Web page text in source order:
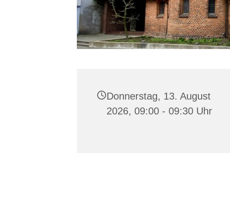
Donnerstag, 13. August
2026, 09:00 - 09:30 Uhr